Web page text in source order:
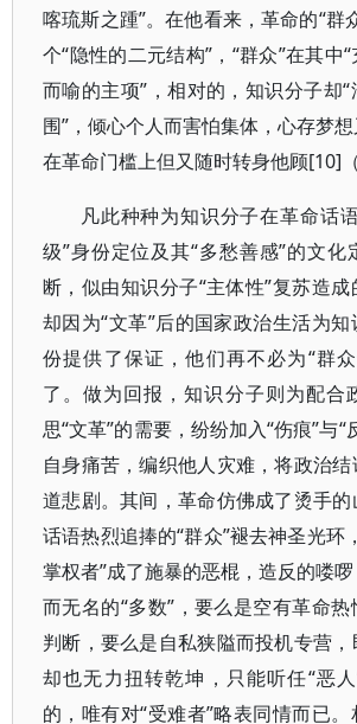
喀琉斯之踵”。在他看来，革命的“群
个“隐性的二元结构”，“群众”在其中
而喻的主项”，相对的，知识分子却
围”，倾心个人而害怕集体，心存梦
在革命门槛上但又随时转身他顾[10]（
凡此种种为知识分子在革命话
级”身份定位及其“多愁善感”的文化
断，似由知识分子“主体性”复苏造
却因为“文革”后的国家政治生活为
份提供了保证，他们再不必为“群
了。做为回报，知识分子则为配合
思“文革”的需要，纷纷加入“伤痕”与“
自身痛苦，编织他人灾难，将政治
道悲剧。其间，革命仿佛成了烫手
话语热烈追捧的“群众”褪去神圣光环
掌权者”成了施暴的恶棍，造反的喽啰
而无名的“多数”，要么是空有革命
判断，要么是自私狭隘而投机专营，
却也无力扭转乾坤，只能听任“恶
的，唯有对“受难者”略表同情而已